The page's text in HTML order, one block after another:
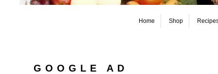
Home Shop
GOOGLE AD